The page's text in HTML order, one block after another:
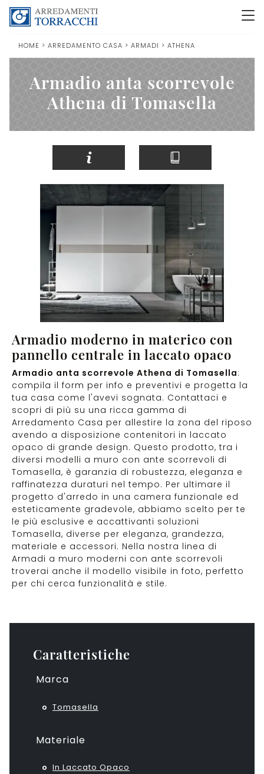
HOME > ARREDAMENTO CASA > ARMADI > ATHENA
Armadio anta scorrevole
Athena di Tomasella
Armadio moderno in materico con
pannello centrale in laccato opaco
Armadio anta scorrevole Athena di Tomasella:
compila il form per info e preventivi e progetta la
tua casa come l'avevi sognata. Contattaci e
scopri di più su una ricca gamma di
Arredamento Casa per allestire la zona del riposo
avendo a disposizione contenitori in laccato
opaco di grande design. Questo prodotto, tra i
diversi modelli a muro con ante scorrevoli di
Tomasella, è garanzia di robustezza, eleganza e
raffinatezza duraturi nel tempo. Per ultimare il
progetto d'arredo in una camera funzionale ed
esteticamente gradevole, abbiamo scelto per te
le più esclusive e accattivanti soluzioni
Tomasella, diverse per eleganza, grandezza,
materiale e accessori. Nella nostra linea di
Armadi a muro moderni con ante scorrevoli
troverai anche il modello visibile in foto, perfetto
per chi cerca funzionalità e stile.
Caratteristiche
Marca
Tomasella
Materiale
In Laccato Opaco